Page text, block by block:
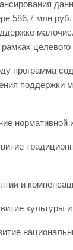
586,7 млн
программа
поддержки
нормативной
и
культуры